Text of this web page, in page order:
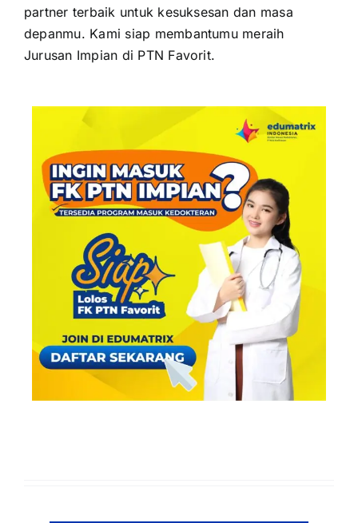
partner terbaik untuk kesuksesan dan masa
depanmu. Kami siap membantumu meraih
Jurusan Impian di PTN Favorit.